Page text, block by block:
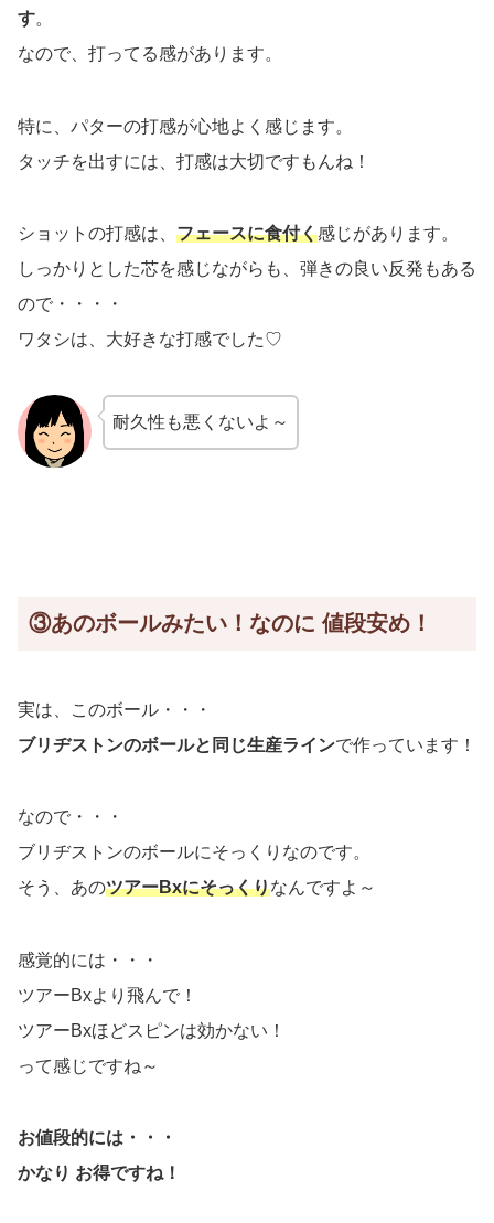
す。
なので、打ってる感があります。
特に、パターの打感が心地よく感じます。
タッチを出すには、打感は大切ですもんね！
ショットの打感は、 フェースに食付く感じがあります。
しっかりとした芯を感じながらも、弾きの良い反発もある
ので・・・・
ワタシは、大好きな打感でした♡
耐久性も悪くないよ～
③あのボールみたい！なのに 値段安め！
実は、このボール・・・
ブリヂストンのボールと同じ生産ラインで作っています！
なので・・・
ブリヂストンのボールにそっくりなのです。
そう、あのツアーBxにそっくりなんですよ～
感覚的には・・・
ツアーBxより飛んで！
ツアーBxほどスピンは効かない！
って感じですね～
お値段的には・・・
かなり お得ですね！